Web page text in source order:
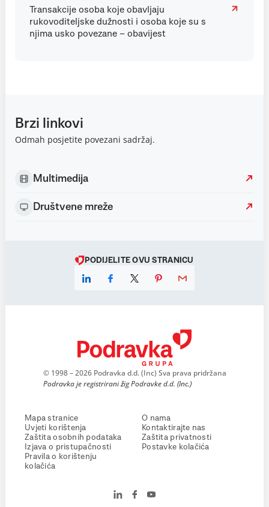
Transakcije osoba koje obavljaju
rukovoditeljske dužnosti i osoba koje su s
njima usko povezane – obavijest
Brzi linkovi
Odmah posjetite povezani sadržaj.
Multimedija
Društvene mreže
PODIJELITE OVU STRANICU
© 1998 – 2026 Podravka d.d. (Inc) Sva prava pridržana
Podravka je registrirani žig Podravke d.d. (Inc.)
Mapa stranice
Uvjeti korištenja
Zaštita osobnih podataka
Izjava o pristupačnosti
Pravila o korištenju
kolačića
O nama
Kontaktirajte nas
Zaštita privatnosti
Postavke kolačića